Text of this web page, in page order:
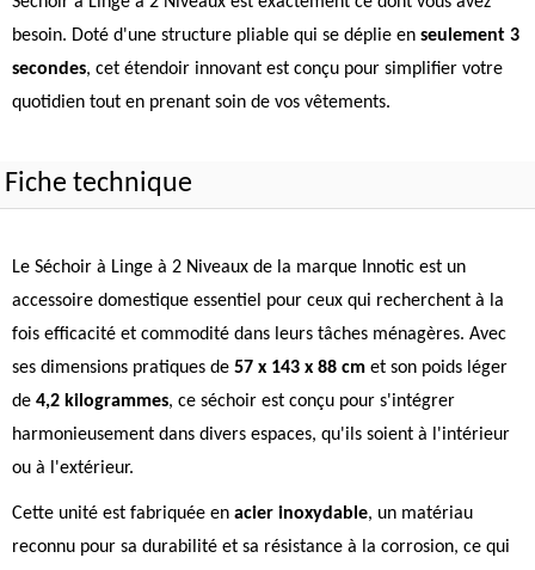
besoin. Doté d'une structure pliable qui se déplie en seulement 3
secondes, cet étendoir innovant est conçu pour simplifier votre
quotidien tout en prenant soin de vos vêtements.
Fiche technique
Le Séchoir à Linge à 2 Niveaux de la marque Innotic est un
accessoire domestique essentiel pour ceux qui recherchent à la
fois efficacité et commodité dans leurs tâches ménagères. Avec
ses dimensions pratiques de 57 x 143 x 88 cm et son poids léger
de 4,2 kilogrammes, ce séchoir est conçu pour s'intégrer
harmonieusement dans divers espaces, qu'ils soient à l'intérieur
ou à l'extérieur.
Cette unité est fabriquée en acier inoxydable, un matériau
reconnu pour sa durabilité et sa résistance à la corrosion, ce qui